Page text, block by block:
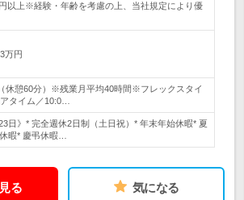
以上※経験・年齢を考慮の上、当社規定により優
万円
休憩60分）※残業月平均40時間※フレックスタイ
タイム／10:0…
日》* 完全週休2日制（土日祝）* 年末年始休暇* 夏
暇* 慶弔休暇…
る 気になる